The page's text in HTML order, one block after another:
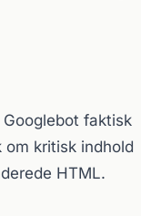
faktisk
kritisk indhold
HTML.